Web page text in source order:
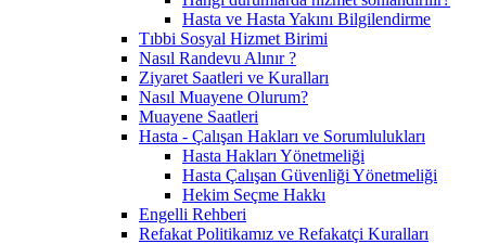
Hasta ve Hasta Yakını Bilgilendirme
Tıbbi Sosyal Hizmet Birimi
Nasıl Randevu Alınır ?
Ziyaret Saatleri ve Kuralları
Nasıl Muayene Olurum?
Muayene Saatleri
Hasta - Çalışan Hakları ve Sorumlulukları
Hasta Hakları Yönetmeliği
Hasta Çalışan Güvenliği Yönetmeliği
Hekim Seçme Hakkı
Engelli Rehberi
Refakat Politikamız ve Refakatçi Kuralları